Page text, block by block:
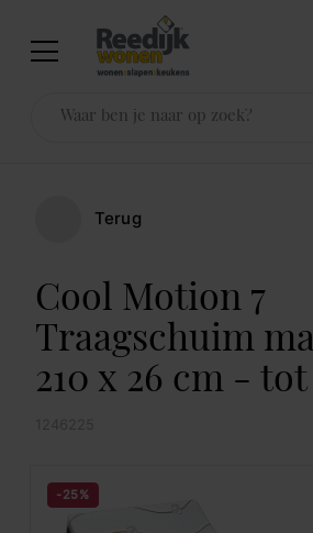
Terug
Cool Motion 7
Traagschuim
210 x 26 cm - tot
-25%